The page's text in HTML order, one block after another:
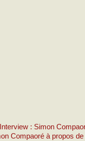
Compaoré à propos